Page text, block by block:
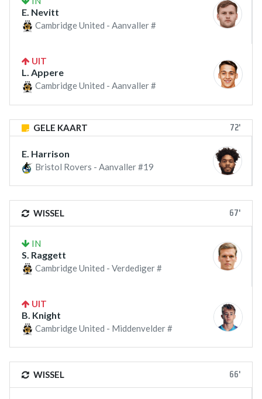
E. Nevitt
Cambridge United - Aanvaller #
UIT
L. Appere
Cambridge United - Aanvaller #
GELE KAART 72'
E. Harrison
Bristol Rovers - Aanvaller #19
WISSEL 67'
IN
S. Raggett
Cambridge United - Verdediger #
UIT
B. Knight
Cambridge United - Middenvelder #
WISSEL 66'